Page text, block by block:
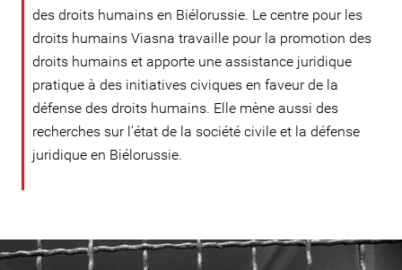
des droits humains en Biélorussie. Le centre pour les
droits humains Viasna travaille pour la promotion des
droits humains et apporte une assistance juridique
pratique à des initiatives civiques en faveur de la
défense des droits humains. Elle mène aussi des
recherches sur l'état de la société civile et la défense
juridique en Biélorussie.